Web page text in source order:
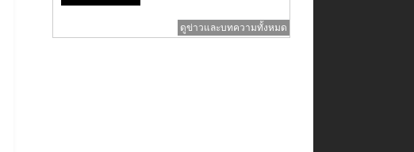
ดูข่าวและบทความทั้งหมด